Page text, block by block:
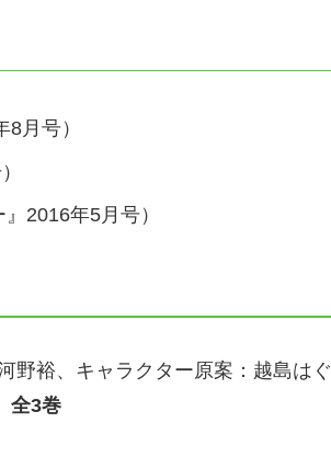
月号）
2016年5月号）
野裕、キャラクター原案：越島はぐ
全3巻